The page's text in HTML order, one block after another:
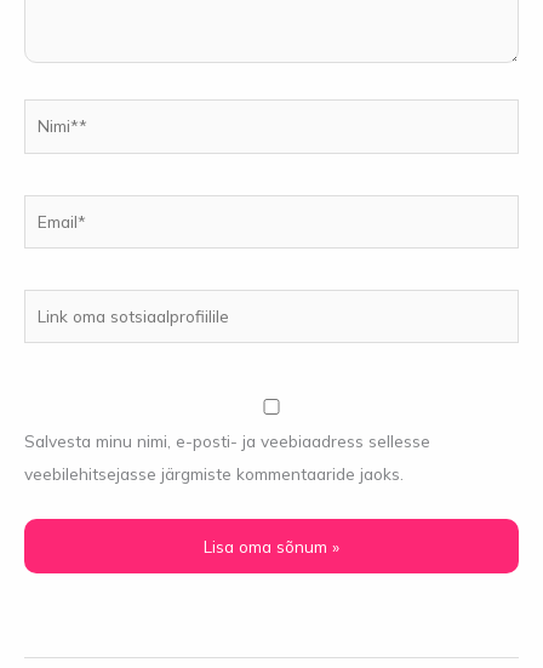
oma
Salvesta minu nimi, e-posti- ja veebiaadress sellesse
veebilehitsejasse järgmiste kommentaaride jaoks.